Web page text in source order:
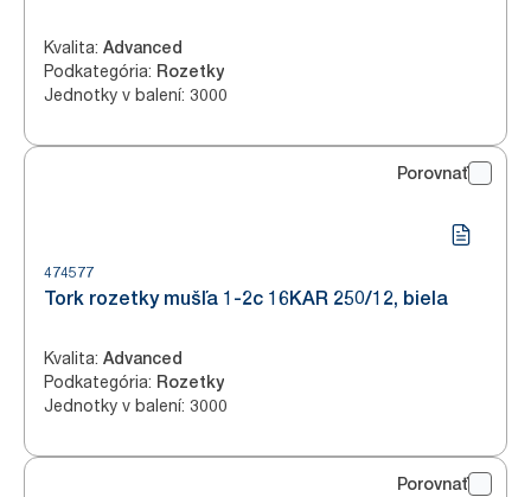
Kvalita: Advanced
Podkategória: Rozetky
Jednotky v balení: 3000
Porovnať
474577
Tork rozetky mušľa 1-2c 16KAR 250/12, biela
Kvalita: Advanced
Podkategória: Rozetky
Jednotky v balení: 3000
Porovnať